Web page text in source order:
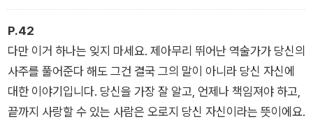
추락하는 순간에는 조금 더 넓어진 시야로 침착하게 알아채고 싶
습니다. ‘나는 떨어지고 있구나. 다시 바닥을 보겠구나. 바닥을 보
고 나면 다시 올라갈 수 있겠구나’ 하고요.
기억하기로 해요. 열심히 살아 이루려는 사람만이 좌절합니다. 우
리는 살아 있는 한 멈추지 않기 때문입니다.【느리지만 분명히 당
신은 나아가고 있습니다】
P.42
다만 이거 하나는 잊지 마세요. 제아무리 뛰어난 역술가가 당신의
사주를 풀어준다 해도 그건 결국 그의 말이 아니라 당신 자신에
대한 이야기입니다. 당신을 가장 잘 알고, 언제나 책임져야 하고,
끝까지 사랑할 수 있는 사람은 오로지 당신 자신이라는 뜻이에요.